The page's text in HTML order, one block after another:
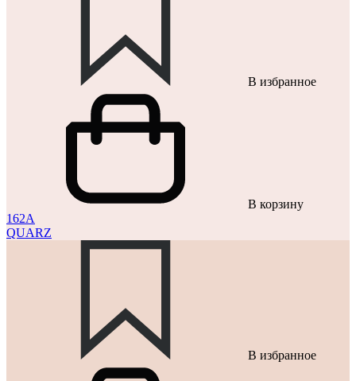
В избранное
В корзину
162A
QUARZ
В избранное